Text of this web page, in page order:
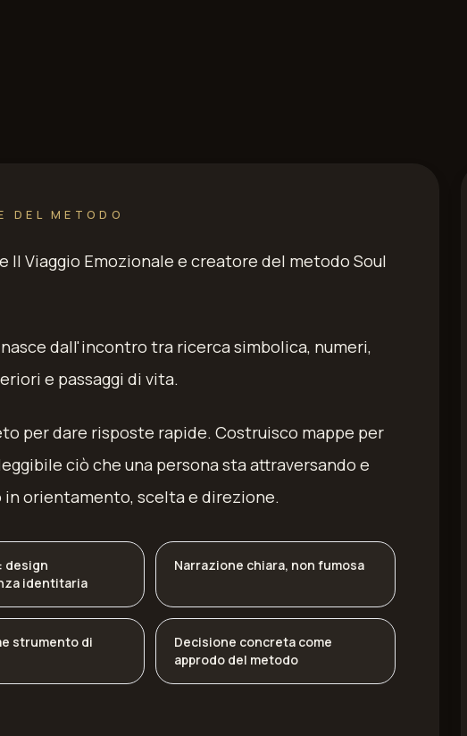
DEL METODO
Il Viaggio Emozionale e creatore del metodo Soul
dall'incontro tra ricerca simbolica, numeri,
e passaggi di vita.
per dare risposte rapide. Costruisco mappe per
ciò che una persona sta attraversando e
orientamento, scelta e direzione.
design
identitaria
Narrazione chiara, non fumosa
strumento di
Decisione concreta come
approdo del metodo